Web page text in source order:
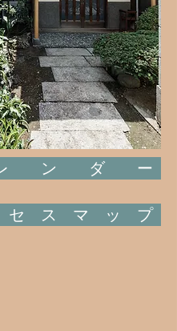
ン ダ ー
セ ス マ ッ プ